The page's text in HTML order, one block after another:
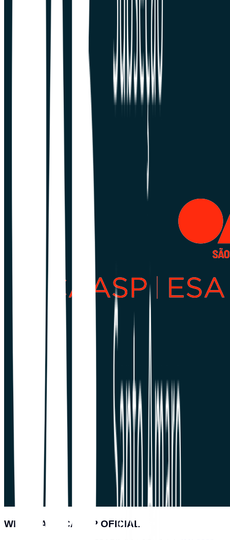
WHATSAPP CAASP OFICIAL